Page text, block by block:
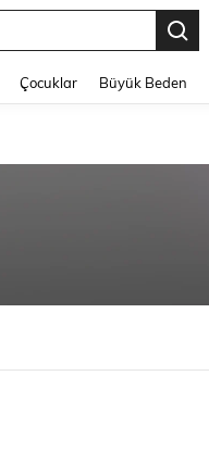
Çocuklar Büyük Beden